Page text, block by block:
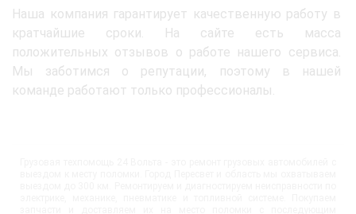
Наша компания гарантирует качественную работу в
кратчайшие сроки. На сайте есть масса
положительных отзывов о работе нашего сервиса.
Мы заботимся о репутации, поэтому в нашей
команде работают только профессионалы.